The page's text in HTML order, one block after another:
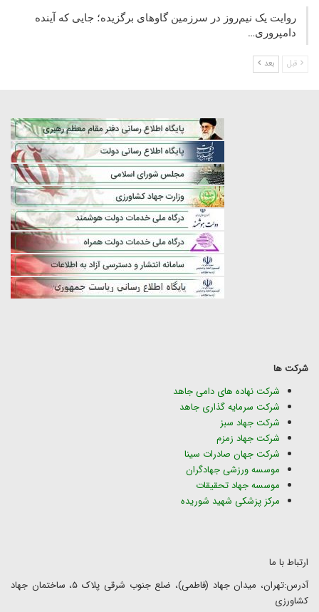
روایت یک نیم‌روز در سرزمین گاوهای برگزیده؛ جایی که آینده
دامپروری…
قبل بعد
شرکت ها
شرکت نهاده های دامی جاهد
شرکت سرمایه گذاری جاهد
شرکت جهاد سبز
شرکت جهاد زمزم
شرکت جهان صادرات سینا
موسسه ورزشی جهادگران
موسسه جهاد تحقیقات
مرکز پزشکی شهید شوریده
ارتباط با ما
آدرس:تهران، میدان جهاد (فاطمی)، ضلع جنوب شرقی پلاک ۵، ساختمان جهاد
کشاورزی